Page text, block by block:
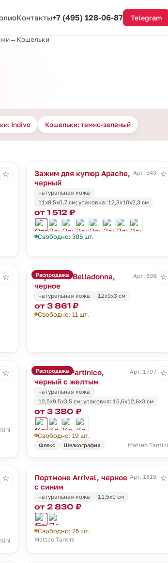
Контакты+7 (495) 128-06-87 Telegram
→ Кошельки
Indivo Кошельки: темно-зеленый
☆
Зажим для купюр Apache,
черный
Арт. 3436.30
натуральная кожа
11х8,5х0,7 см; упаковка: 12,3х10х2,3 см
от 1 512 ₽
Свободно: 305 шт.
☆
☆ Распродажа
Портмоне Belladonna,
черное
Арт. 6984.30
натуральная кожа 12х9х3 см
от 3 861 ₽
Свободно: 11 шт.
☆
☆ Распродажа
Кошелек Partinico,
черный с желтым
Арт. 17975.38
натуральная кожа
12,5х9,5х3,5 см; упаковка: 16,6х12,6х3 см
от 3 380 ₽
Свободно: 19 шт.
Флекс Шелкография Matteo Tantini
☆
☆
Портмоне Arrival, черное
с синим
Арт. 16154.34
натуральная кожа 11,5х9 см
от 2 830 ₽
Свободно: 25 шт.
Matteo Tantini
☆